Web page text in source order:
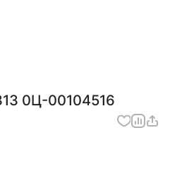
0Ц-00104516